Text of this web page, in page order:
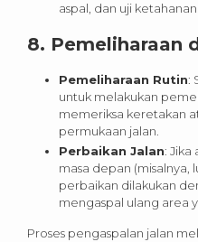
aspal, dan uji
8. Pemeliharaan
Pemeliharaan Rutin:
untuk melakukan
memeriksa keretakan
permukaan jalan.
Perbaikan Jalan: Jika
masa depan (misalnya,
perbaikan dilakukan
mengaspal ulang area
Proses pengaspalan jalan